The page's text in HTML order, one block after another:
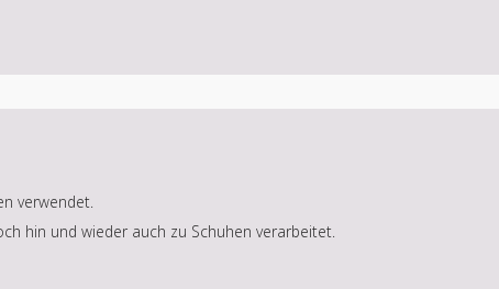
verwendet.
hin und wieder auch zu Schuhen verarbeitet.